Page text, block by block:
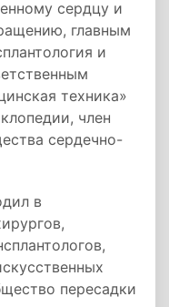
сердцу и
главным
и
техника»
член
сердечно-
в
пересадки